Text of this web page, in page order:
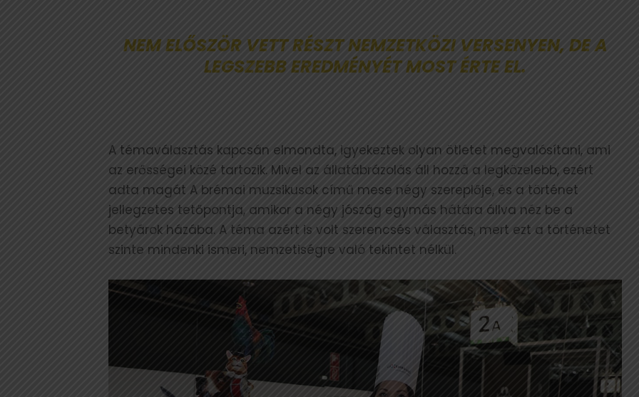
NEM ELŐSZÖR VETT RÉSZT NEMZETKÖZI VERSENYEN, DE A
LEGSZEBB EREDMÉNYÉT MOST ÉRTE EL.
A témaválasztás kapcsán elmondta, igyekeztek olyan ötletet megvalósítani, ami
az erősségei közé tartozik. Mivel az állatábrázolás áll hozzá a legközelebb, ezért
adta magát A brémai muzsikusok című mese négy szereplője, és a történet
jellegzetes tetőpontja, amikor a négy jószág egymás hátára állva néz be a
betyárok házába. A téma azért is volt szerencsés választás, mert ezt a történetet
szinte mindenki ismeri, nemzetiségre való tekintet nélkül.